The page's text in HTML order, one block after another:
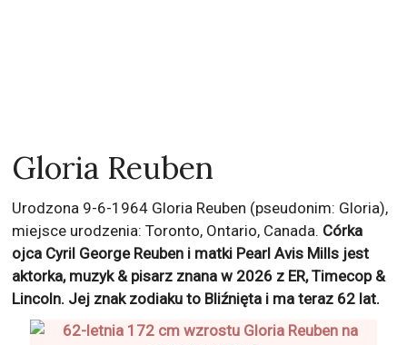
Gloria Reuben
Urodzona 9-6-1964 Gloria Reuben (pseudonim: Gloria),
miejsce urodzenia: Toronto, Ontario, Canada. Córka
ojca Cyril George Reuben i matki Pearl Avis Mills jest
aktorka, muzyk & pisarz znana w 2026 z ER, Timecop &
Lincoln. Jej znak zodiaku to Bliźnięta i ma teraz 62 lat.